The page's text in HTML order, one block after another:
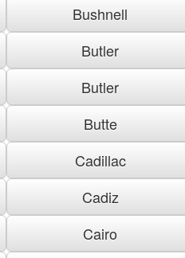
Bushnell
Butler
Butler
Butte
Cadillac
Cadiz
Cairo